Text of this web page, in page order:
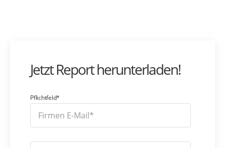
Jetzt Report herunterladen!
Pflichtfeld*